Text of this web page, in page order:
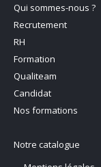
Qui sommes-nous ?
Recrutement
RH
Formation
Qualiteam
Candidat
Nos formations
Notre catalogue